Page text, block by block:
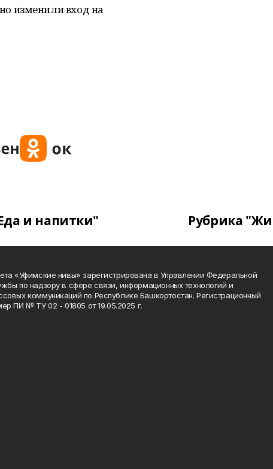
изменили вход на
и напитки" Рубрика
«Уфимские нивы» зарегистрирована в Управлении Федеральной
по надзору в сфере связи, информационных технологий и
коммуникаций по Республике Башкортостан. Регистрационный
ПИ № ТУ 02 - 01805 от 19.05.2025 г.